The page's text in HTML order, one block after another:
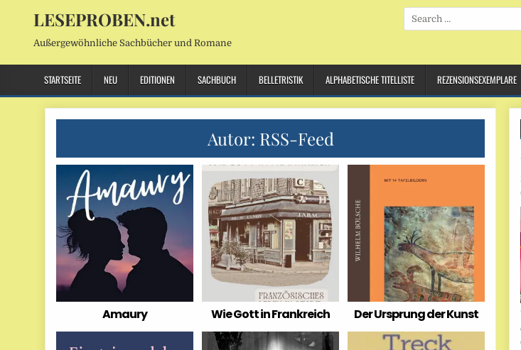
LESEPROBEN.net
Außergewöhnliche Sachbücher und Romane
Search
for:
STARTSEITE NEU EDITIONEN SACHBUCH BELLETRISTIK ALPHABETISCHE TITELLISTE REZENSIONSEXEMPLARE
Autor: RSS-Feed
Amaury Wie Gott in Frankreich Der Ursprung der Kunst